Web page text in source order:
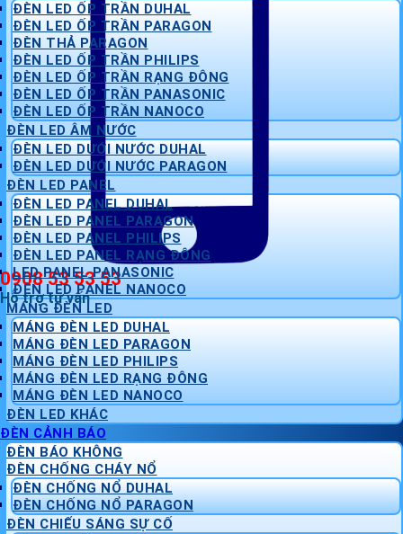
0908 53 53 53
Hỗ trợ tư vấn
ĐÈN LED ỐP TRẦN DUHAL
ĐÈN LED ỐP TRẦN PARAGON
ĐÈN THẢ PARAGON
ĐÈN LED ỐP TRẦN PHILIPS
ĐÈN LED ỐP TRẦN RẠNG ĐÔNG
ĐÈN LED ỐP TRẦN PANASONIC
ĐÈN LED ỐP TRẦN NANOCO
ĐÈN LED ÂM NƯỚC
ĐÈN LED DƯỚI NƯỚC DUHAL
ĐÈN LED DƯỚI NƯỚC PARAGON
ĐÈN LED PANEL
ĐÈN LED PANEL DUHAL
ĐÈN LED PANEL PARAGON
ĐÈN LED PANEL PHILIPS
ĐÈN LED PANEL RẠNG ĐÔNG
LED PANEL PANASONIC
ĐÈN LED PANEL NANOCO
MÁNG ĐÈN LED
MÁNG ĐÈN LED DUHAL
MÁNG ĐÈN LED PARAGON
MÁNG ĐÈN LED PHILIPS
MÁNG ĐÈN LED RẠNG ĐÔNG
MÁNG ĐÈN LED NANOCO
ĐÈN LED KHÁC
ĐÈN CẢNH BÁO
ĐÈN BÁO KHÔNG
ĐÈN CHỐNG CHÁY NỔ
ĐÈN CHỐNG NỔ DUHAL
ĐÈN CHỐNG NỔ PARAGON
ĐÈN CHIẾU SÁNG SỰ CỐ